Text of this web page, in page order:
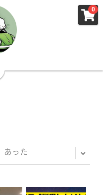
0
）
リシー・プロフィ
ール）
あった
×
リー ×
リー